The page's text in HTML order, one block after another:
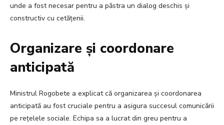
unde a fost necesar pentru a păstra un dialog deschis și
constructiv cu cetățenii.
Organizare și coordonare
anticipată
Ministrul Rogobete a explicat că organizarea și coordonarea
anticipată au fost cruciale pentru a asigura succesul comunicării
pe rețelele sociale. Echipa sa a lucrat din greu pentru a